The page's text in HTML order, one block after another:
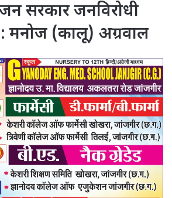
सरकार जनविरोधी
मनोज (कालू) अग्रवाल